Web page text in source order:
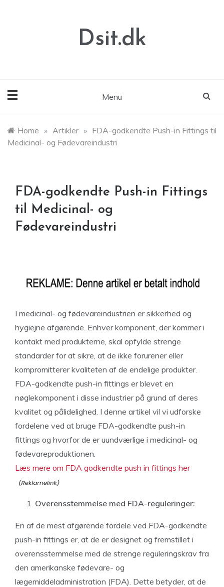
Dsit.dk
Menu
Home » Artikler » FDA-godkendte Push-in Fittings til
Medicinal- og Fødevareindustri
FDA-godkendte Push-in Fittings
til Medicinal- og
Fødevareindustri
I medicinal- og fødevareindustrien er sikkerhed og
hygiejne afgørende. Enhver komponent, der kommer i
kontakt med produkterne, skal opfylde strenge
standarder for at sikre, at de ikke forurener eller
kompromitterer kvaliteten af de endelige produkter.
FDA-godkendte push-in fittings er blevet en
nøglekomponent i disse industrier på grund af deres
kvalitet og pålidelighed. I denne artikel vil vi udforske
fordelene ved at bruge FDA-godkendte push-in
fittings og hvorfor de er uundværlige i medicinal- og
fødevareproduktionen.
Læs mere om FDA godkendte push in fittings her
Overensstemmelse med FDA-reguleringer:
En af de mest afgørende fordele ved FDA-godkendte
push-in fittings er, at de er designet og fremstillet i
overensstemmelse med de strenge reguleringskrav fra
den amerikanske fødevare- og
lægemiddeladministration (FDA). Dette betyder, at de